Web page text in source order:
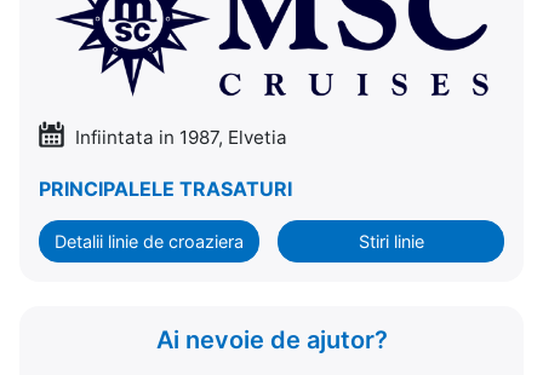
Infiintata in 1987, Elvetia
PRINCIPALELE TRASATURI
Detalii linie de croaziera Stiri linie
Ai nevoie de ajutor?